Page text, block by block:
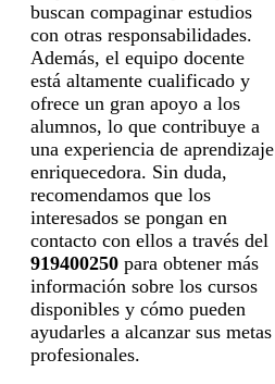
buscan compaginar estudios
con otras responsabilidades.
Además, el equipo docente
está altamente cualificado y
ofrece un gran apoyo a los
alumnos, lo que contribuye a
una experiencia de aprendizaje
enriquecedora. Sin duda,
recomendamos que los
interesados se pongan en
contacto con ellos a través del
919400250 para obtener más
información sobre los cursos
disponibles y cómo pueden
ayudarles a alcanzar sus metas
profesionales.